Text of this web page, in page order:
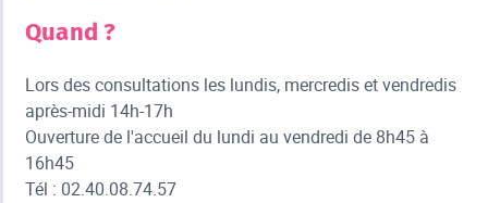
Quand ?
Lors des consultations les lundis, mercredis et vendredis
après-midi 14h-17h
Ouverture de l'accueil du lundi au vendredi de 8h45 à
16h45
Tél : 02.40.08.74.57